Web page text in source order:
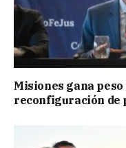
Misiones gana
reconfiguración de